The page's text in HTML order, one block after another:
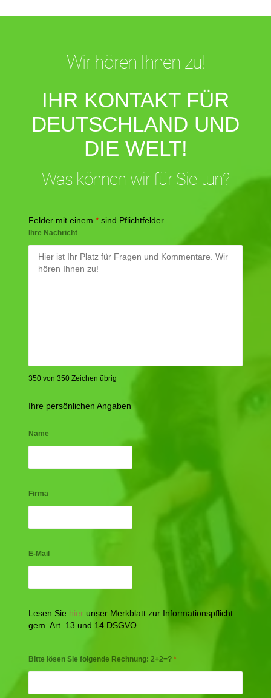
Wir hören Ihnen zu!
IHR KONTAKT FÜR
DEUTSCHLAND UND
DIE WELT!
Was können wir für Sie tun?
Felder mit einem * sind Pflichtfelder
Ihre Nachricht
350 von 350 Zeichen übrig
Ihre persönlichen Angaben
Name
Firma
E-Mail
Lesen Sie hier unser Merkblatt zur Informationspflicht
gem. Art. 13 und 14 DSGVO
Bitte lösen Sie folgende Rechnung: 2+2=? *